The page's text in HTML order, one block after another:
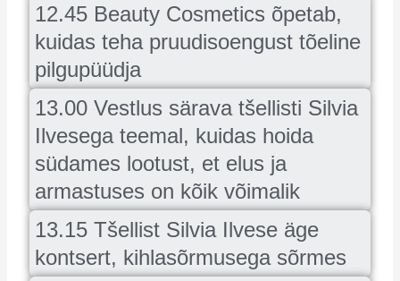
12.45 Beauty Cosmetics õpetab,
kuidas teha pruudisoengust tõeline
pilgupüüdja
13.00 Vestlus särava tšellisti Silvia
Ilvesega teemal, kuidas hoida
südames lootust, et elus ja
armastuses on kõik võimalik
13.15 Tšellist Silvia Ilvese äge
kontsert, kihlasõrmusega sõrmes